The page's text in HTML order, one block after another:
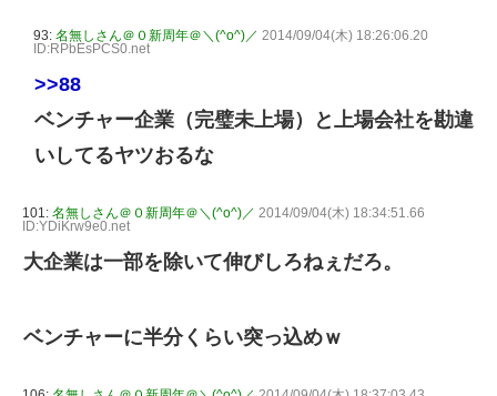
93: 名無しさん＠０新周年＠＼(^o^)／ 2014/09/04(木) 18:26:06.20
ID:RPbEsPCS0.net
>>88
ベンチャー企業（完璧未上場）と上場会社を勘違
いしてるヤツおるな
101: 名無しさん＠０新周年＠＼(^o^)／ 2014/09/04(木) 18:34:51.66
ID:YDiKrw9e0.net
大企業は一部を除いて伸びしろねぇだろ。
ベンチャーに半分くらい突っ込めｗ